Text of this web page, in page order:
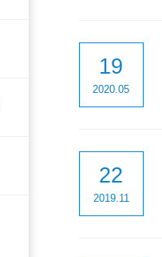
19
2020.05
22
2019.11